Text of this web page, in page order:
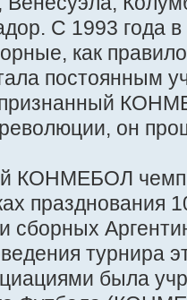
С 1993 года
как
постоянным
он
КОНМЕБОЛ
празднования
сборных
турнира
была